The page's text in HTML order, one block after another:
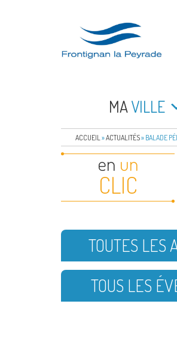
MAVILLE
ACCUEIL »ACTUALITÉS» BALADE
en un
CLIC
TOUTES LES
TOUS LES